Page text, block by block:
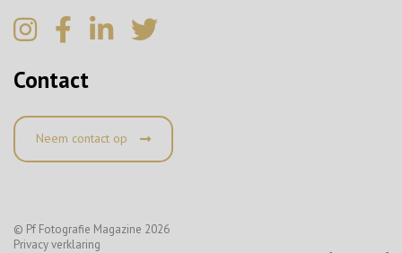
Contact
Neem contact op
© Pf Fotografie Magazine 2026
Privacy verklaring